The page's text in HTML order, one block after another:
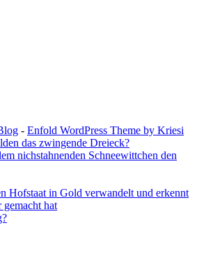
- Enfold WordPress Theme by Kriesi
das zwingende Dreieck?